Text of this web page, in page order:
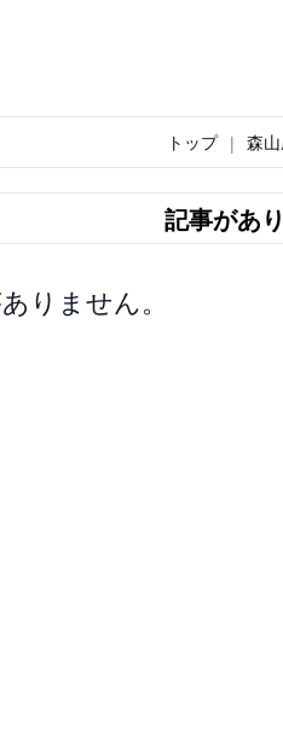
トップ 森
記事があ
りません。